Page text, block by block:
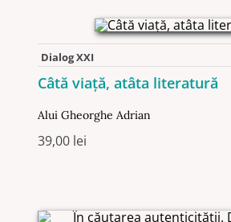
Dialog XXI
Câtă viaţă, atâta literatură
Alui Gheorghe Adrian
39,00 lei